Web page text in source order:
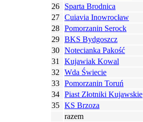
26
Sparta Brodnica
27 Cuiavia Inowrocław
28 Pomorzanin Serock
29 BKS Bydgoszcz
30 Notecianka Pakość
31
Kujawiak Kowal
32
Wda Świecie
33 Pomorzanin Toruń
34 Piast Złotniki Kujawskie
35 KS Brzoza
razem